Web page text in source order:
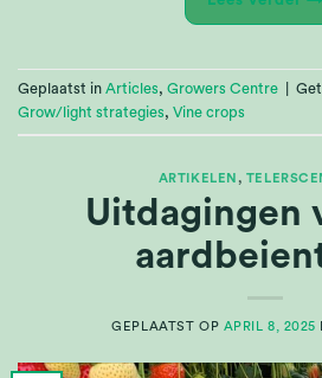
Geplaatst in Articles, Growers Centre
Grow/light strategies, Vine crops
ARTIKELEN ,
Uitdagingen
GEPLAATST OP APRIL 8, 2025